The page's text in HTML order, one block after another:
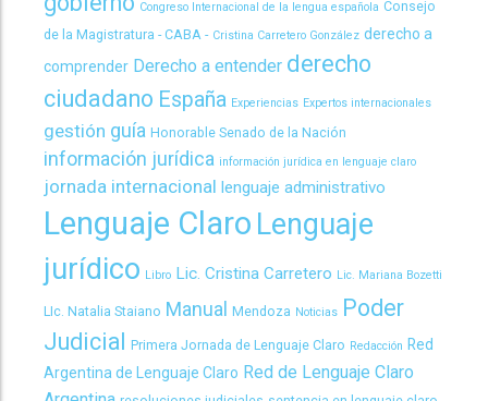
Congreso Internacional de la lengua española Consejo
de la Magistratura - CABA - Cristina Carretero González derecho a
comprender Derecho a entender derecho
ciudadano España Experiencias Expertos internacionales
gestión guía Honorable Senado de la Nación
información jurídica información jurídica en lenguaje claro
jornada internacional lenguaje administrativo
Lenguaje Claro Lenguaje
jurídico Libro Lic. Cristina Carretero Lic. Mariana Bozetti
LIc. Natalia Staiano Manual Mendoza Noticias
Poder
Judicial
Primera Jornada de Lenguaje Claro Redacción Red
Argentina de Lenguaje Claro Red de Lenguaje Claro